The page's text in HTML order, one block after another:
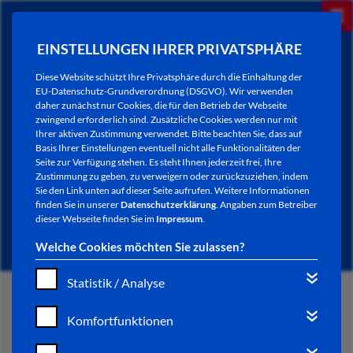
EINSTELLUNGEN IHRER PRIVATSPHÄRE
Diese Website schützt Ihre Privatsphäre durch die Einhaltung der
EU-Datenschutz-Grundverordnung (DSGVO). Wir verwenden
daher zunächst nur Cookies, die für den Betrieb der Webseite
zwingend erforderlich sind. Zusätzliche Cookies werden nur mit
Ihrer aktiven Zustimmung verwendet. Bitte beachten Sie, dass auf
Basis Ihrer Einstellungen eventuell nicht alle Funktionalitäten der
Seite zur Verfügung stehen. Es steht Ihnen jederzeit frei, Ihre
Zustimmung zu geben, zu verweigern oder zurückzuziehen, indem
Sie den Link unten auf dieser Seite aufrufen. Weitere Informationen
finden Sie in unsererDatenschutzerklärung. Angaben zum Betreiber
dieser Webseite finden Sie im Impressum.
Welche Cookies möchten Sie zulassen?
Statistik / Analyse
Komfortfunktionen
NEWSLETTER / CITY LETTER
START